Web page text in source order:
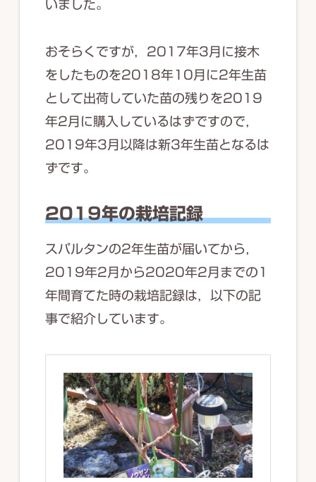
いました。
おそらくですが，2017年3月に接木
をしたものを2018年10月に2年生苗
として出荷していた苗の残りを2019
年2月に購入しているはずですので，
2019年3月以降は新3年生苗となるは
ずです。
2019年の栽培記録
スパルタンの2年生苗が届いてから，
2019年2月から2020年2月までの1
年間育てた時の栽培記録は，以下の記
事で紹介しています。